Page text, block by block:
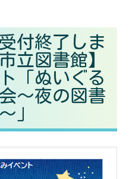
付終了しま
立図書館】
「ぬいぐる
～夜の図書
」